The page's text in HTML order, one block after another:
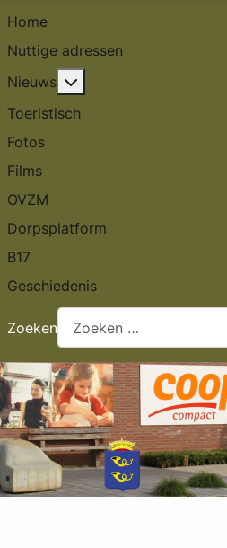
Home
Nuttige adressen
Nieuws
Toeristisch
Fotos
Films
OVZM
Dorpsplatform
B17
Geschiedenis
Zoeken